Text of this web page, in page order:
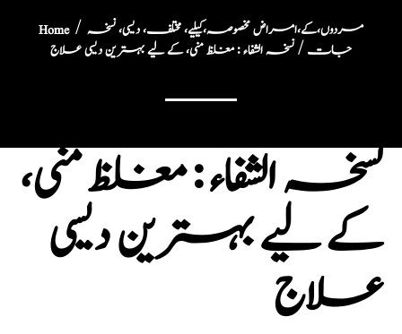
Home/ مردوں،کے،امراض مخصوصہ،کیلیے، مختلف، دیسی، نسخہ
جات / نسخہ الشفاء : مغلظ منی، کے لیے بہترین دیسی علاج
نسخہ الشفاء : مغلظ منی،
کے لیے بہترین دیسی
علاج